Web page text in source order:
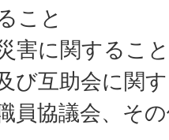
こと
害に関すること
び互助会に関
員協議会、そ